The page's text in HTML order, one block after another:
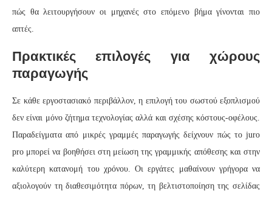
πώς θα λειτουργήσουν οι μηχανές στο επόμενο βήμα γίνονται πιο
απτές.
Πρακτικές επιλογές για χώρους
παραγωγής
Σε κάθε εργοστασιακό περιβάλλον, η επιλογή του σωστού εξοπλισμού
δεν είναι μόνο ζήτημα τεχνολογίας αλλά και σχέσης κόστους-οφέλους.
Παραδείγματα από μικρές γραμμές παραγωγής δείχνουν πώς το juro
pro μπορεί να βοηθήσει στη μείωση της γραμμικής απόθεσης και στην
καλύτερη κατανομή του χρόνου. Οι εργάτες μαθαίνουν γρήγορα να
αξιολογούν τη διαθεσιμότητα πόρων, τη βελτιστοποίηση της σελίδας